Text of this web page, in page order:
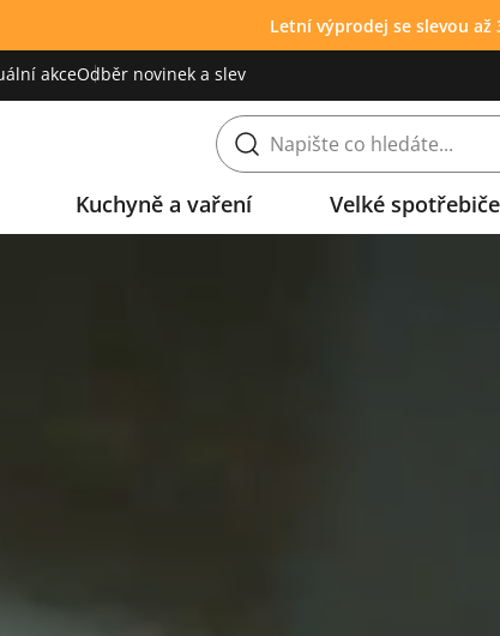
Letní výprodej se slevou až
akceOdběr novinek a slev
Kuchyně a vaření Velké spotřebiče